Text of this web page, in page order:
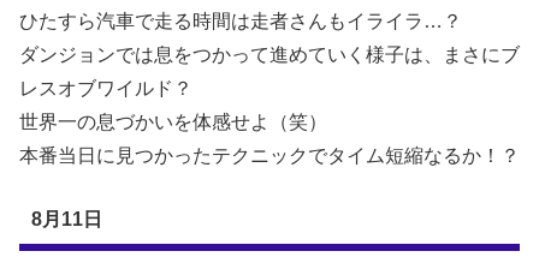
ひたすら汽車で走る時間は走者さんもイライラ…？
ダンジョンでは息をつかって進めていく様子は、まさにブ
レスオブワイルド？
世界一の息づかいを体感せよ（笑）
本番当日に見つかったテクニックでタイム短縮なるか！？
8月11日